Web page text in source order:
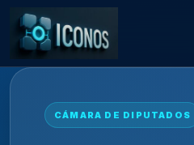
CÁMARA DE DIPUTADOS